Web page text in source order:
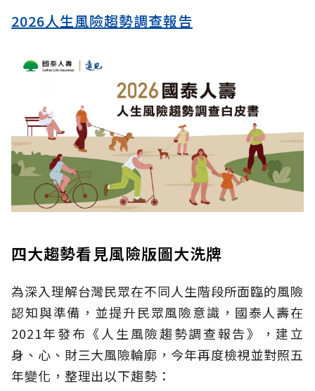
2026人生風險趨勢調查報告
四大趨勢看見風險版圖大洗牌
為深入理解台灣民眾在不同人生階段所面臨的風險
認知與準備，並提升民眾風險意識，國泰人壽在
2021年發布《人生風險趨勢調查報告》，建立
身、心、財三大風險輪廓，今年再度檢視並對照五
年變化，整理出以下趨勢：